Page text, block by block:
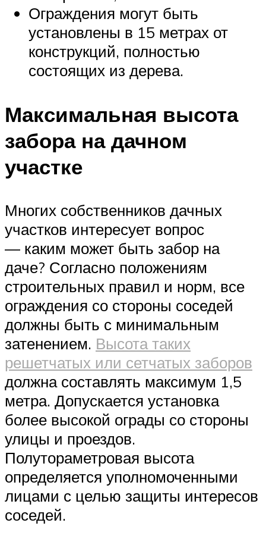
Ограждения могут быть
установлены в 15 метрах от
конструкций, полностью
состоящих из дерева.
Максимальная высота
забора на дачном
участке
Многих собственников дачных
участков интересует вопрос
— каким может быть забор на
даче? Согласно положениям
строительных правил и норм, все
ограждения со стороны соседей
должны быть с минимальным
затенением. Высота таких
решетчатых или сетчатых заборов
должна составлять максимум 1,5
метра. Допускается установка
более высокой ограды со стороны
улицы и проездов.
Полутораметровая высота
определяется уполномоченными
лицами с целью защиты интересов
соседей.